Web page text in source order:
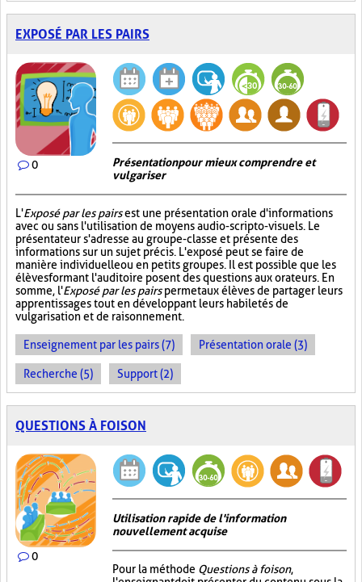
EXPOSÉ PAR LES PAIRS
0
Présentation pour mieux comprendre et
vulgariser
L'Exposé par les pairsest une présentation orale d'informations
avec ou sans l'utilisation de moyens audio-scripto-visuels. Le
présentateur s'adresse au groupe-classe et présente des
informations sur un sujet précis. L'exposé peut se faire de
manière individuelle ou en petits groupes. Il est possible que les
élèves formant l'auditoire posent des questions aux orateurs. En
somme, l'Exposé par les pairspermet aux élèves de partager leurs
apprentissages tout en développant leurs habiletés de
vulgarisation et de raisonnement.
Enseignement par les pairs (7) Présentation orale (3)
Recherche (5) Support (2)
QUESTIONS À FOISON
0
Utilisation rapide de l'information
nouvellement acquise
Pour la méthode Questions à foison,